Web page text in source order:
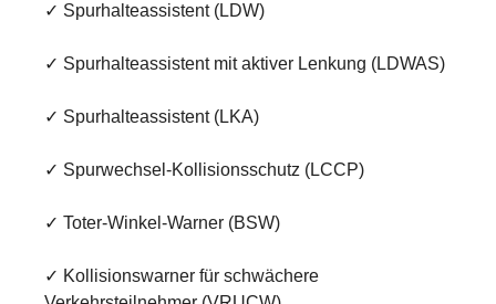
✓ Spurhalteassistent (LDW)
✓ Spurhalteassistent mit aktiver Lenkung (LDWAS)
✓ Spurhalteassistent (LKA)
✓ Spurwechsel-Kollisionsschutz (LCCP)
✓ Toter-Winkel-Warner (BSW)
✓ Kollisionswarner für schwächere